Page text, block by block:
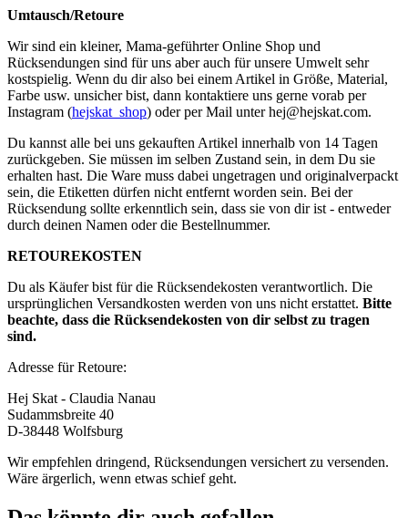
Umtausch/Retoure
Wir sind ein kleiner, Mama-geführter Online Shop und
Rücksendungen sind für uns aber auch für unsere Umwelt sehr
kostspielig. Wenn du dir also bei einem Artikel in Größe, Material,
Farbe usw. unsicher bist, dann kontaktiere uns gerne vorab per
Instagram (hejskat_shop) oder per Mail unterhej@hejskat.com.
Du kannst alle bei uns gekauften Artikel innerhalb von 14 Tagen
zurückgeben. Sie müssen im selben Zustand sein, in dem Du sie
erhalten hast. Die Ware muss dabei ungetragen und originalverpackt
sein, die Etiketten dürfen nicht entfernt worden sein. Bei der
Rücksendung sollte erkenntlich sein, dass sie von dir ist - entweder
durch deinen Namen oder die Bestellnummer.
RETOUREKOSTEN
Du als Käufer bist für die Rücksendekosten verantwortlich. Die
ursprünglichen Versandkosten werden von uns nicht erstattet. Bitte
beachte, dass die Rücksendekosten von dir selbst zu tragen
sind.
Adresse für Retoure:
Hej Skat - Claudia Nanau
Sudammsbreite 40
D-38448 Wolfsburg
Wir empfehlen dringend, Rücksendungen versichert zu versenden.
Wäre ärgerlich, wenn etwas schief geht.